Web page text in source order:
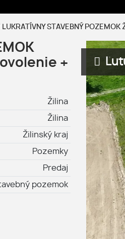
LUKRATÍVNY STAVEBNÝ
+
Žilina
Žilina
Žilinský kraj
Pozemky
Predaj
pozemok